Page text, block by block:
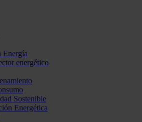
Energía
energético
Sostenible
Energética